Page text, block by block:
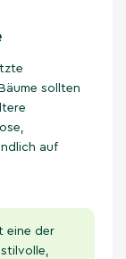
sollten
auf
eine der